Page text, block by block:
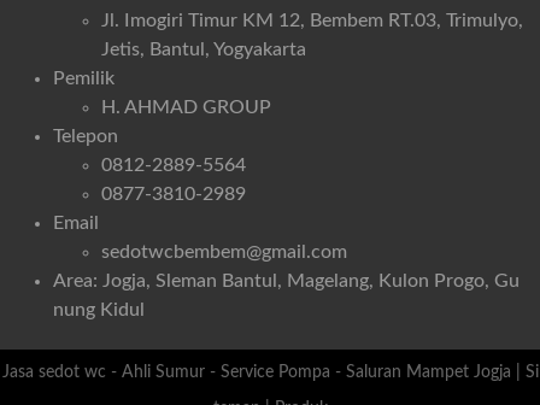
Jl. Imogiri Timur KM 12, Bembem RT.03, Trimulyo,
Jetis, Bantul, Yogyakarta
Pemilik
H. AHMAD GROUP
Telepon
0812-2889-5564
0877-3810-2989
Email
sedotwcbembem@gmail.com
Area: Jogja, Sleman Bantul, Magelang, Kulon Progo, Gu
nung Kidul
Jasa sedot wc - Ahli Sumur - Service Pompa - Saluran Mampet Jogja
Si